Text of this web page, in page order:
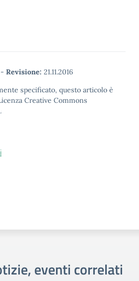
- Revisione: 21.11.2016
specificato, questo articolo è
Creative Commons
eventi correlati